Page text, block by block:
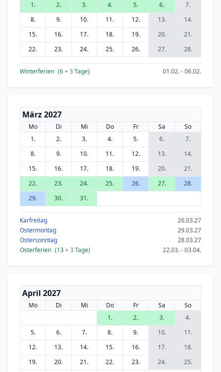
1.
2. 3. 4. 5. 6.
7.
8.
9. 10. 11. 12. 13.
14.
15.
16. 17. 18. 19. 20.
21.
22.
23. 24. 25. 26. 27. 28.
Winterferien (6+ 3 Tage) 01.02. - 06.02.
März 2027
Mo Di Mi Do Fr Sa
So
1.
2. 3. 4. 5. 6.
7.
8.
9. 10. 11. 12. 13.
14.
15.
16. 17. 18. 19. 20.
21.
22.
23. 24. 25. 26. 27.
28.
29.
30. 31.
Karfreitag
26.03.27
Ostermontag
29.03.27
Ostersonntag
28.03.27
Osterferien (13+ 3 Tage) 22.03. - 03.04.
April 2027
Mo Di Mi Do Fr Sa
So
1.
2. 3.
4.
5.
6. 7. 8. 9. 10.
11.
12.
13. 14. 15. 16. 17.
18.
19.
20. 21. 22. 23. 24.
25.